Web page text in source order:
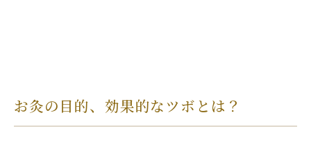
お灸の目的、効果的なツボとは？